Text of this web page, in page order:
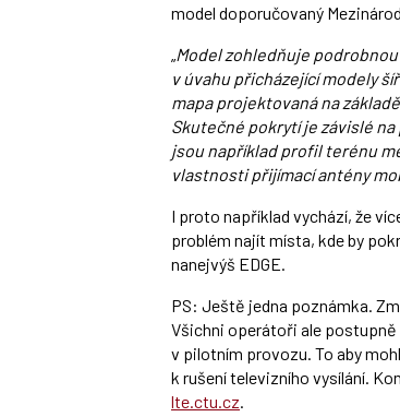
model doporučovaný
Model zohledňuje
v úvahu přicházející modely
mapa projektovaná na
Skutečné pokrytí je závislé
jsou například profil terénu
vlastnosti přijímací antény
I proto například vychází, že
problém najít místa, kde by
nanejvýš EDGE.
PS: Ještě jedna poznámka.
Všichni operátoři ale postupně
v pilotním provozu. To aby
k rušení televizního vysílání.
lte.ctu.cz